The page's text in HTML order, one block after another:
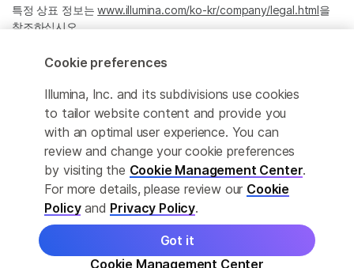
정확한 번역을 제공하고자 합당한 노력을 기울였으나, 자동 번역은
완벽하지 않으며, 그 목적 또한 원문을 대체하기 위함이 아닙니다.
공식 콘텐츠는 영문 버전의 원문 콘텐츠임을 참고 부탁드립니다.
특정 상표 정보는www.illumina.com/ko-kr/company/legal.html을
참조하십시오.
Privacy Policy
© 2026 Illumina, Inc. All rights reserved.
Cookie preferences
Illumina, Inc. and its subdivisions use cookies
to tailor website content and provide you
with an optimal user experience. You can
review and change your cookie preferences
by visiting the Cookie Management Center.
For more details, please review our Cookie
Policyand Privacy Policy.
Cookie Management Center
Got it